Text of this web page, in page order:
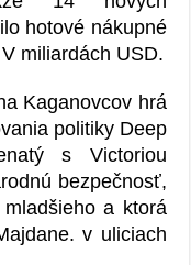
hotové nákupné
miliardách USD.
Kaganovcov hrá
politiky Deep
s Victoriou
bezpečnosť,
a ktorá
v uliciach